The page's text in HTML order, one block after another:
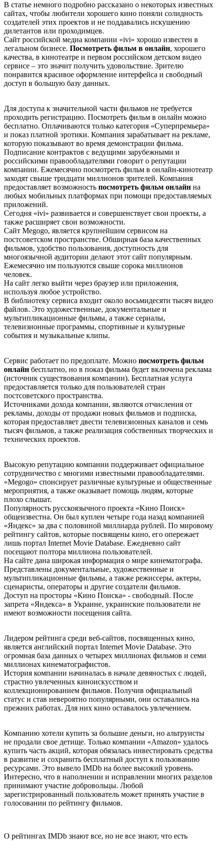
В статье немного подробно рассказано о некоторых известных
сайтах, чтобы любители хорошего кино поняли солидность
создателей этих проектов и не поддавались искушению
дилетантов или проходимцев.
Сайт российской медиа компании «ivi» хорошо известен в
легальном бизнесе. Посмотреть фильм в онлайн, хорошего
качества, в кинотеатре и первом российском детском видео
сервисе – это значит получить удовольствие. Зрителю
понравится красивое оформление интерфейса и свободный
доступ в большую базу данных.
Для доступа к значительной части фильмов не требуется
проходить регистрацию. Посмотреть фильм в онлайн можно
бесплатно. Оплачиваются только категория «Суперпремьера»
и показ платной эротики. Компания зарабатывает на рекламе,
которую показывают во время демонстрации фильма.
Подписание контрактов с ведущими зарубежными и
российскими правообладателями говорит о репутации
компании. Ежемесячно посмотреть фильм в онлайн-кинотеатр
заходят свыше тридцати миллионов зрителей. Компания
предоставляет возможность посмотреть фильм онлайн на
любых мобильных платформах при помощи предоставляемых
приложений.
Сегодня «ivi» развивается и совершенствует свои проекты, а
также расширяет свои возможности.
Сайт Меgоgо, является крупнейшим сервисом на
постсоветском пространстве. Обширная база качественных
фильмов, удобство пользования, доступность для
многоязычной аудитории делают этот сайт популярным.
Ежемесячно им пользуются свыше сорока миллионов
человек.
На сайт легко выйти через браузер или приложения,
используя любое устройство.
В библиотеку сервиса входит около восьмидесяти тысяч видео
файлов. Это художественные, документальные и
мультипликационные фильмы, а также сериалы,
телевизионные программы, спортивные и культурные
события и музыкальные клипы.
Сервис работает по предоплате. Можно посмотреть фильм
онлайн бесплатно, но в показ фильма будет включена реклама
(источник существования компании). Бесплатная услуга
предоставляется только для пользователей стран
постсоветского пространства.
Источниками дохода компании, являются отчисления от
рекламы, доходы от продажи новых фильмов и подписка,
которая предоставляет двести телевизионных каналов и семь
тысяч фильмов, а также реализация собственных творческих и
технических проектов.
Высокую репутацию компании поддерживает официальное
сотрудничество с многими известными правообладателями.
«Меgоgо» спонсирует различные культурные и общественные
мероприятия, а также оказывает помощь людям, которые
плохо слышат.
Популярность русскоязычного проекта «Kинo Пoиcк»
общеизвестна. Он был куплен четыре года назад компанией
«Яндекс» за два с половиной миллиарда рублей. По мировому
рейтингу сайтов, которые посвящены кино, его опережает
лишь портал Internet Movie Database. Ежедневно сайт
посещают полтора миллиона пользователей.
На сайте дана широкая информация о мире кинематографа.
Представлены документальные, художественные и
мультипликационные фильмы, а также режиссеры, актеры,
сценаристы, операторы и другие создатели фильмов.
Доступ на просторы «Кино Поиска» - свободный. После
запрета «Яндекса» в Украине, украинские пользователи не
имеют возможности посещения сайта.
Лидером рейтинга среди веб-сайтов, посвященных кино,
является английский портал Internet Movie Database. Это
огромная база данных о четырех миллионах фильмов и семи
миллионах кинематографистов.
История компании начиналась в начале девяностых с людей,
страстно увлеченных киноискусством и
коллекционированием фильмов. Получив официальный
статус и став невероятно популярными, они оставались на
прежних работах. Для них кино оставалось увлечением.
Компанию хотели купить за большие деньги, но альтруисты
не продали свое детище. Только компании «Amazon» удалось
купить часть акций, которая обязалась инвестировать средства
в развитие и сохранить бесплатный доступ к пользованию
ресурсами. Это вывело IMDb на более высокий уровень.
Интересно, что в наполнении и исправлении многих разделов
принимают участие добровольцы. Любой
зарегистрированный пользователь может принять участие в
голосовании по рейтингу фильмов.
О рейтингах IMDb знают все, но не все знают, что есть